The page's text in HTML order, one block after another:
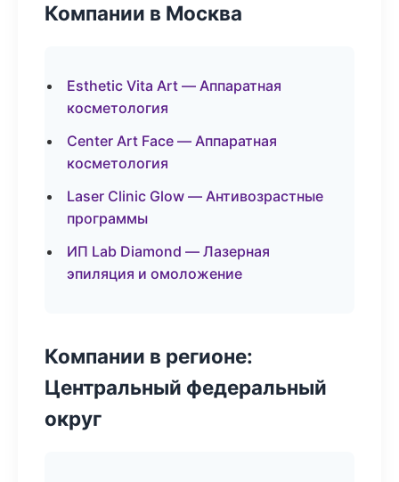
Компании в Москва
Esthetic Vita Art — Аппаратная
косметология
Center Art Face — Аппаратная
косметология
Laser Clinic Glow — Антивозрастные
программы
ИП Lab Diamond — Лазерная
эпиляция и омоложение
Компании в регионе:
Центральный федеральный
округ